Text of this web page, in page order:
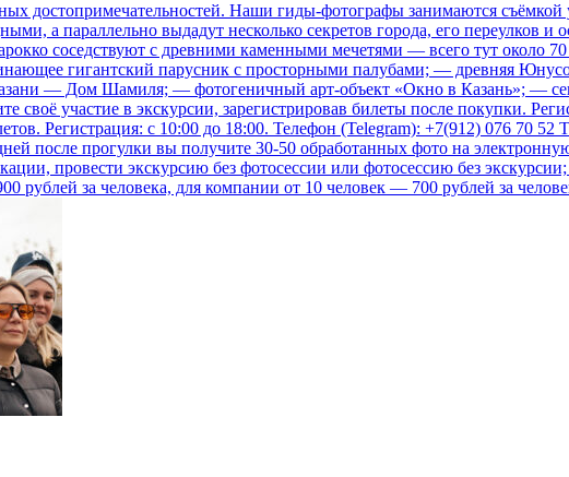
достопримечательностей. Наши гиды-фотографы занимаются
а параллельно выдадут несколько секретов города, его
соседствуют с древними каменными мечетями — всего тут
гигантский парусник с просторными палубами; — древняя
— Дом Шамиля; — фотогеничный арт-объект «Окно в Казань»; —
своё участие в экскурсии, зарегистрировав билеты после покупки.
Регистрация: с 10:00 до 18:00. Телефон (Telegram): +7(912) 076 70
после прогулки вы получите 30-50 обработанных фото на
провести экскурсию без фотосессии или фотосессию без
рублей за человека, для компании от 10 человек — 700 рублей за